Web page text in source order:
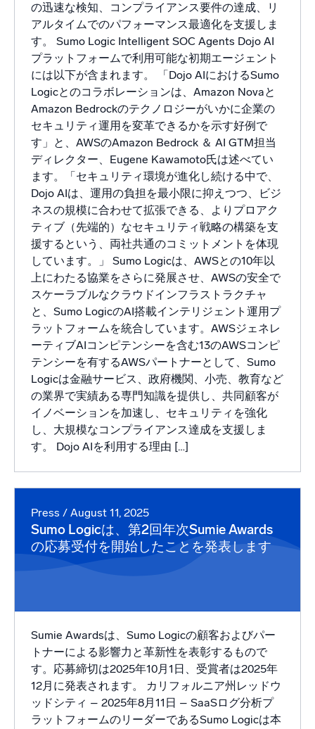
の迅速な検知、コンプライアンス要件の達成、リ
アルタイムでのパフォーマンス最適化を支援しま
す。 Sumo Logic Intelligent SOC Agents Dojo AI
プラットフォームで利用可能な初期エージェント
には以下が含まれます。 「Dojo AIにおけるSumo
Logicとのコラボレーションは、Amazon Novaと
Amazon Bedrockのテクノロジーがいかに企業の
セキュリティ運用を変革できるかを示す好例で
す」と、AWSのAmazon Bedrock ＆ AI GTM担当
ディレクター、Eugene Kawamoto氏は述べてい
ます。「セキュリティ環境が進化し続ける中で、
Dojo AIは、運用の負担を最小限に抑えつつ、ビジ
ネスの規模に合わせて拡張できる、よりプロアク
ティブ（先端的）なセキュリティ戦略の構築を支
援するという、両社共通のコミットメントを体現
しています。」 Sumo Logicは、AWSとの10年以
上にわたる協業をさらに発展させ、AWSの安全で
スケーラブルなクラウドインフラストラクチャ
と、Sumo LogicのAI搭載インテリジェント運用プ
ラットフォームを統合しています。AWSジェネレ
ーティブAIコンピテンシーを含む13のAWSコンピ
テンシーを有するAWSパートナーとして、Sumo
Logicは金融サービス、政府機関、小売、教育など
の業界で実績ある専門知識を提供し、共同顧客が
イノベーションを加速し、セキュリティを強化
し、大規模なコンプライアンス達成を支援しま
す。 Dojo AIを利用する理由 […]
Press / August 11, 2025
Sumo Logicは、第2回年次Sumie Awards
の応募受付を開始したことを発表します
Sumie Awardsは、Sumo Logicの顧客およびパー
トナーによる影響力と革新性を表彰するもので
す。応募締切は2025年10月1日、受賞者は2025年
12月に発表されます。 カリフォルニア州レッドウ
ッドシティ – 2025年8月11日 – SaaSログ分析プ
ラットフォームのリーダーであるSumo Logicは本